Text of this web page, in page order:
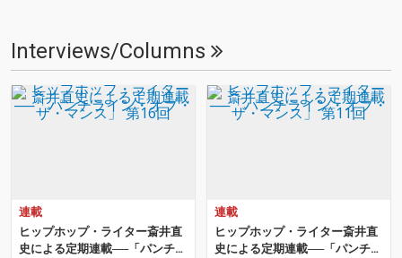
Interviews/Columns
連載
ヒップホップ・ライター斎井直
史による定期連載──「パンチラ
連載
ヒップホップ・ライター斎井直
史による定期連載──「パンチラ